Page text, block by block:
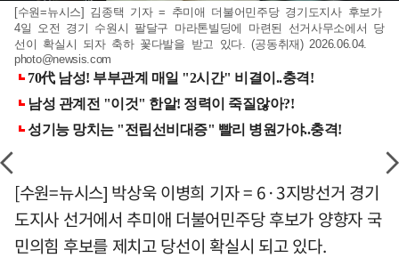
[수원=뉴시스] 김종택 기자 = 추미애 더불어민주당 경기도지사 후보가
4일 오전 경기 수원시 팔달구 마라톤빌딩에 마련된 선거사무소에서 당
선이 확실시 되자 축하 꽃다발을 받고 있다. (공동취재) 2026.06.04.
photo@newsis.com
[수원=뉴시스] 박상욱 이병희 기자 = 6·3지방선거 경기
도지사 선거에서 추미애 더불어민주당 후보가 양향자 국
민의힘 후보를 제치고 당선이 확실시 되고 있다.